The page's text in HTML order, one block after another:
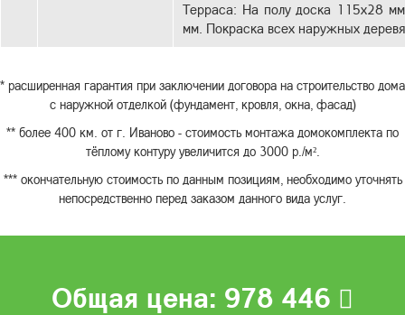
Терраса: На полу доска 115х28
мм. Покраска всех наружных
* расширенная гарантия при заключении договора на строительство дома
с наружной отделкой (фундамент, кровля, окна, фасад)
** более 400 км. от г. Иваново - стоимость монтажа домокомплекта по
тёплому контуру увеличится до 3000 р./м².
*** окончательную стоимость по данным позициям, необходимо уточнять
непосредственно перед заказом данного вида услуг.
Общая цена: 978 446